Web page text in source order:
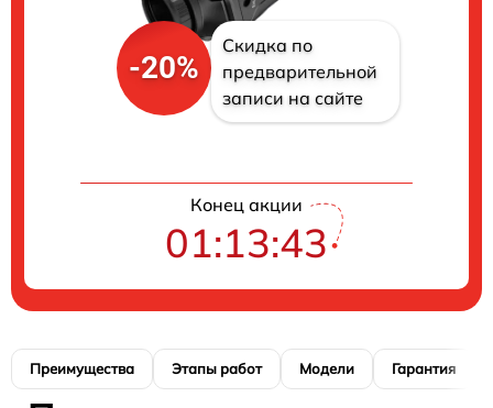
-20%
Скидка по
предварительной
записи на сайте
Конец акции
01:13:42
Преимущества Этапы работ Модели Гарантия